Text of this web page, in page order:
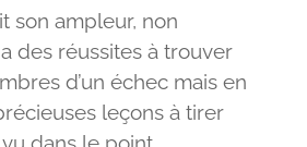
son ampleur, non
des réussites à trouver
d’un échec mais en
leçons à tirer